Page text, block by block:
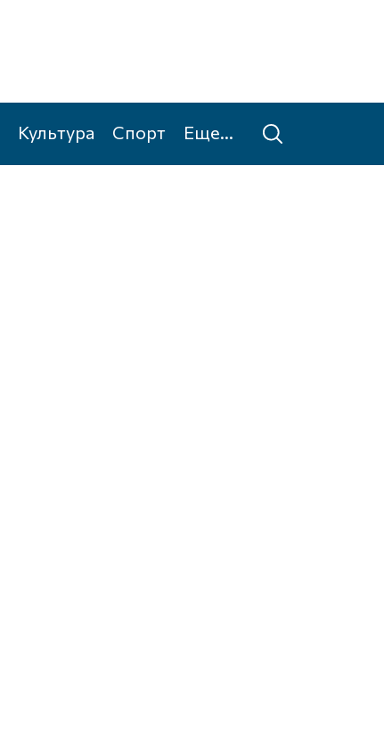
Культура Спорт Еще...